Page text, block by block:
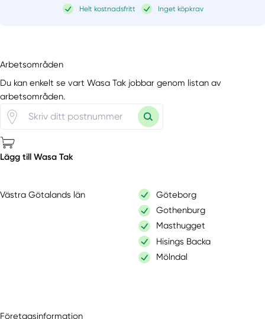
Helt kostnadsfritt Inget köpkrav
Arbetsområden
Du kan enkelt se vart Wasa Tak jobbar genom listan av
arbetsområden.
Lägg till Wasa Tak
Västra Götalands län
Göteborg
Gothenburg
Masthugget
Hisings Backa
Mölndal
Företagsinformation